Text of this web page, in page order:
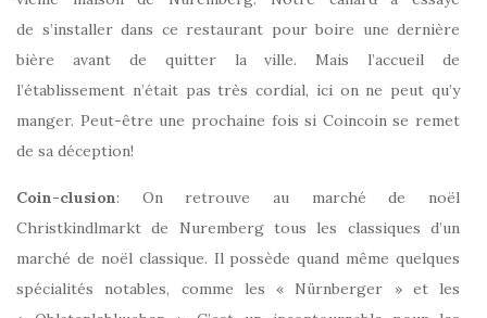
de s’installer dans ce restaurant pour boire une dernière
bière avant de quitter la ville. Mais l’accueil de
l’établissement n’était pas très cordial, ici on ne peut qu’y
manger. Peut-être une prochaine fois si Coincoin se remet
de sa déception!
Coin-clusion: On retrouve au marché de noël
Christkindlmarkt de Nuremberg tous les classiques d’un
marché de noël classique. Il possède quand même quelques
spécialités notables, comme les « Nürnberger » et les